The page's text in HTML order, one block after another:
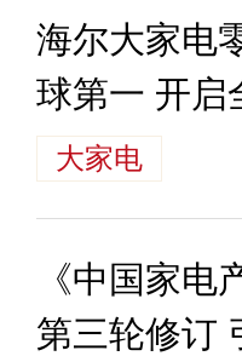
海尔大家电
球第一 开启
大家电
《中国家
第三轮修订